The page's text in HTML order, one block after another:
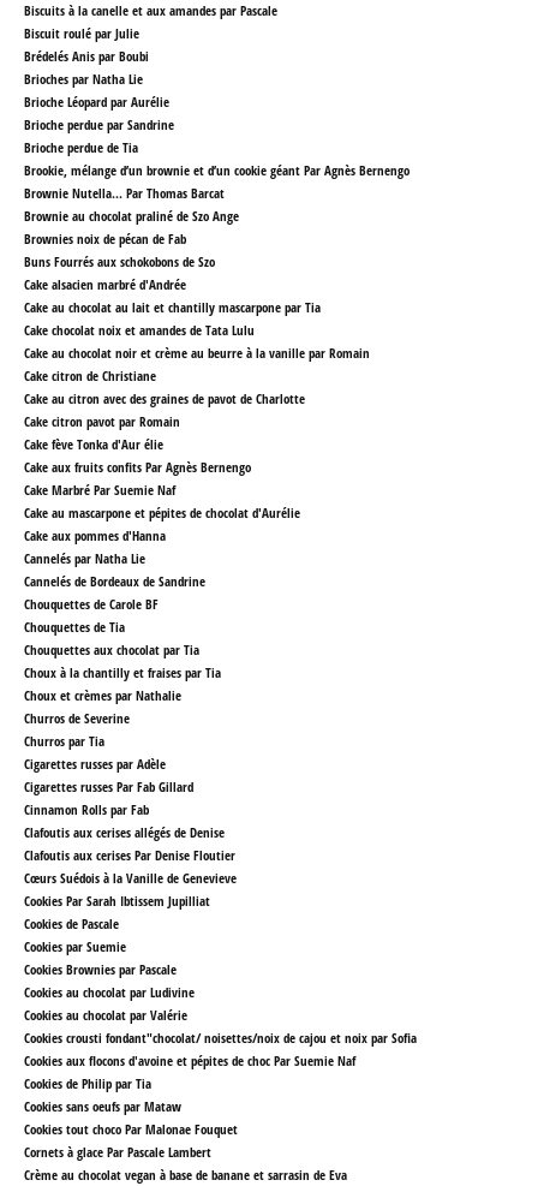
Biscuits à la canelle et aux amandes par Pascale
Biscuit roulé par Julie
Brédelés Anis par Boubi
Brioches par Natha Lie
Brioche Léopard par Aurélie
Brioche perdue par Sandrine
Brioche perdue de Tia
Brookie, mélange d’un brownie et d’un cookie géant Par Agnès Bernengo
Brownie Nutella... Par Thomas Barcat
Brownie au chocolat praliné de Szo Ange
Brownies noix de pécan de Fab
Buns Fourrés aux schokobons de Szo
Cake alsacien marbré d'Andrée
Cake au chocolat au lait et chantilly mascarpone par Tia
Cake chocolat noix et amandes de Tata Lulu
Cake au chocolat noir et crème au beurre à la vanille par Romain
Cake citron de Christiane
Cake au citron avec des graines de pavot de Charlotte
Cake citron pavot par Romain
Cake fève Tonka d'Aur élie
Cake aux fruits confits Par Agnès Bernengo
Cake Marbré Par Suemie Naf
Cake au mascarpone et pépites de chocolat d'Aurélie
Cake aux pommes d'Hanna
Cannelés par Natha Lie
Cannelés de Bordeaux de Sandrine
Chouquettes de Carole BF
Chouquettes de Tia
Chouquettes aux chocolat par Tia
Choux à la chantilly et fraises par Tia
Choux et crèmes par Nathalie
Churros de Severine
Churros par Tia
Cigarettes russes par Adèle
Cigarettes russes Par Fab Gillard
Cinnamon Rolls par Fab
Clafoutis aux cerises allégés de Denise
Clafoutis aux cerises Par Denise Floutier
Cœurs Suédois à la Vanille de Genevieve
Cookies Par Sarah Ibtissem Jupilliat
Cookies de Pascale
Cookies par Suemie
Cookies Brownies par Pascale
Cookies au chocolat par Ludivine
Cookies au chocolat par Valérie
Cookies crousti fondant"chocolat/ noisettes/noix de cajou et noix par Sofia
Cookies aux flocons d'avoine et pépites de choc Par Suemie Naf
Cookies de Philip par Tia
Cookies sans oeufs par Mataw
Cookies tout choco Par Malonae Fouquet
Cornets à glace Par Pascale Lambert
Crème au chocolat vegan à base de banane et sarrasin de Eva